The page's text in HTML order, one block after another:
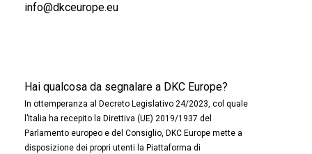
info@dkceurope.eu
Hai qualcosa da segnalare a DKC Europe?
In ottemperanza al Decreto Legislativo 24/2023, col quale
l’Italia ha recepito la Direttiva (UE) 2019/1937 del
Parlamento europeo e del Consiglio, DKC Europe mette a
disposizione dei propri utenti la Piattaforma di